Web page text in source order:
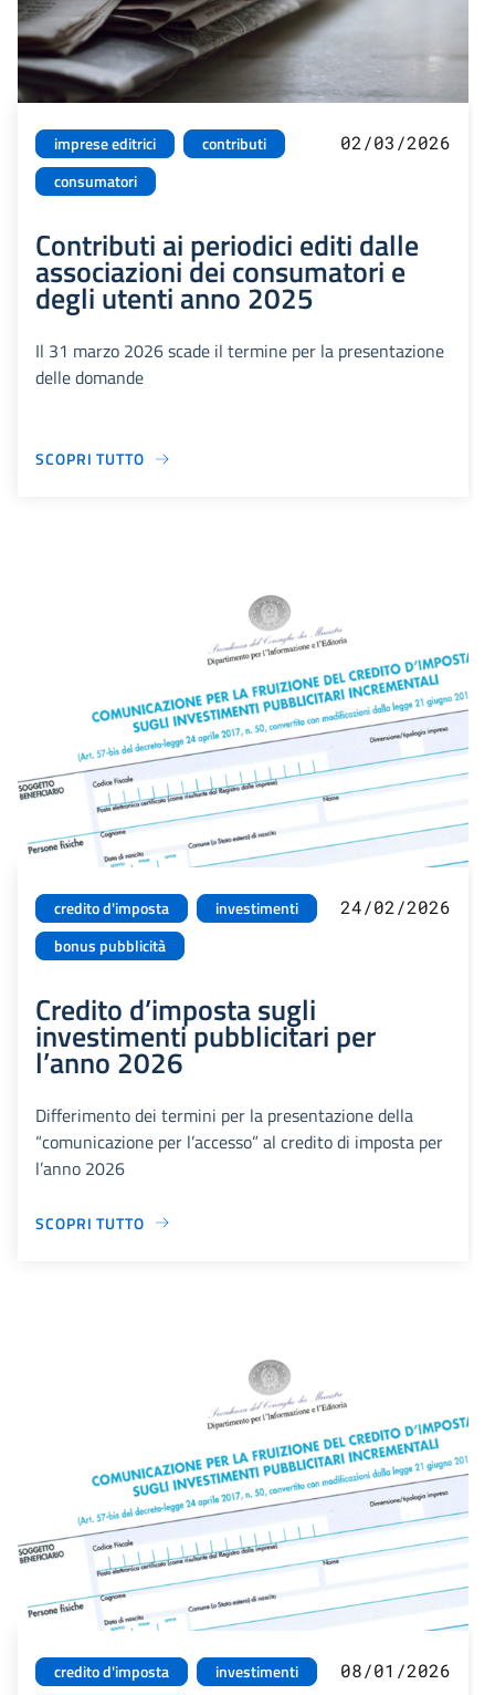
imprese editrici
contributi
consumatori
02/03/2026
Contributi ai periodici editi dalle
associazioni dei consumatori e
degli utenti anno 2025
Il 31 marzo 2026 scade il termine per la presentazione
delle domande
SCOPRI TUTTO
credito d'imposta
investimenti
bonus pubblicità
24/02/2026
Credito d’imposta sugli
investimenti pubblicitari per
l’anno 2026
Differimento dei termini per la presentazione della
“comunicazione per l’accesso” al credito di imposta per
l’anno 2026
SCOPRI TUTTO
credito d'imposta
investimenti
08/01/2026